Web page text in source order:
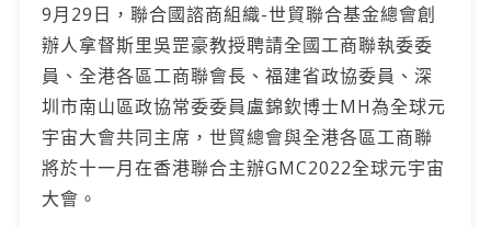
9月29日，聯合國諮商組織-世貿聯合基金總會創
辦人拿督斯里吳罡豪教授聘請全國工商聯執委委
員、全港各區工商聯會長、福建省政協委員、深
圳市南山區政協常委委員盧錦欽博士MH為全球元
宇宙大會共同主席，世貿總會與全港各區工商聯
將於十一月在香港聯合主辦GMC2022全球元宇宙
大會。